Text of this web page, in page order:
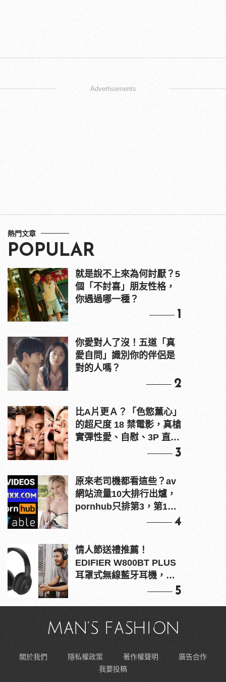
Advertisements
熱門文章
POPULAR
就是說不上來為何討厭？5
個「不討喜」朋友性格，
你遇過哪一種？
1
你愛對人了沒！五道「真
愛自問」識別你的伴侶是
對的人嗎？
2
比A片更Ａ？「色慾薰心」
的超尺度 18 禁電影，真槍
實彈性愛、自慰、3P 直接
3
原來老司機都看這些？av
網站流量10大排行出爐，
pornhub只排第3，第1名
4
情人節送禮推薦！
EDIFIER W800BT PLUS
耳罩式無線藍牙耳機，在
5
關於我們 隱私權政策 著作權聲明
廣告合作
我要投稿